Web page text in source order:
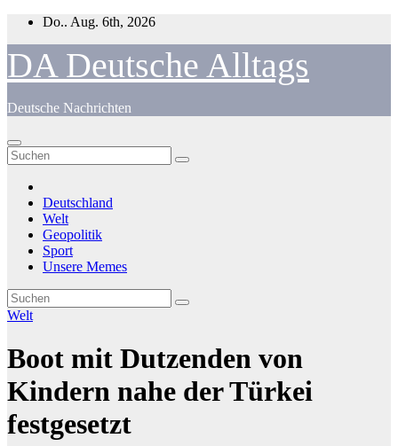
Zum
springen
Do.. Aug. 6th, 2026
DA Deutsche Alltags
Deutsche Nachrichten
Deutschland
Welt
Geopolitik
Sport
Unsere Memes
Welt
Boot mit Dutzenden von
Kindern nahe der Türkei
festgesetzt